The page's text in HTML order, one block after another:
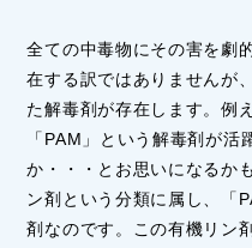
全ての中毒物にその害を劇
在する訳ではありませんが
た解毒剤が存在します。例
「PAM」という解毒剤が活
か・・・とお思いになるか
ン剤という分類に属し、「
剤なのです。この有機リン